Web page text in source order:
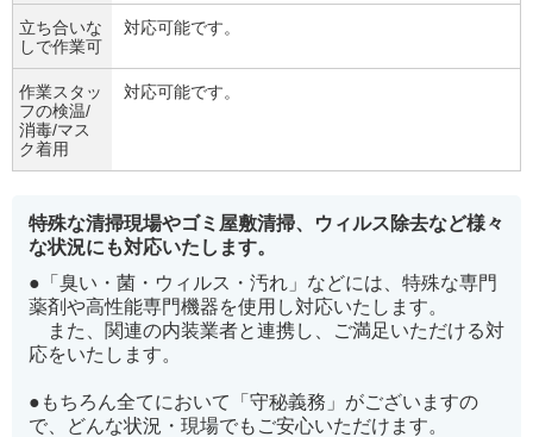
立ち合いな
しで作業可
対応可能です。
作業スタッ
フの検温/
消毒/マス
ク着用
対応可能です。
特殊な清掃現場やゴミ屋敷清掃、ウィルス除去など様々
な状況にも対応いたします。
●「臭い・菌・ウィルス・汚れ」などには、特殊な専門
薬剤や高性能専門機器を使用し対応いたします。
また、関連の内装業者と連携し、ご満足いただける対
応をいたします。
●もちろん全てにおいて「守秘義務」がございますの
で、どんな状況・現場でもご安心いただけます。